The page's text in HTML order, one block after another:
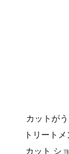
カットが
トリート
カット シ